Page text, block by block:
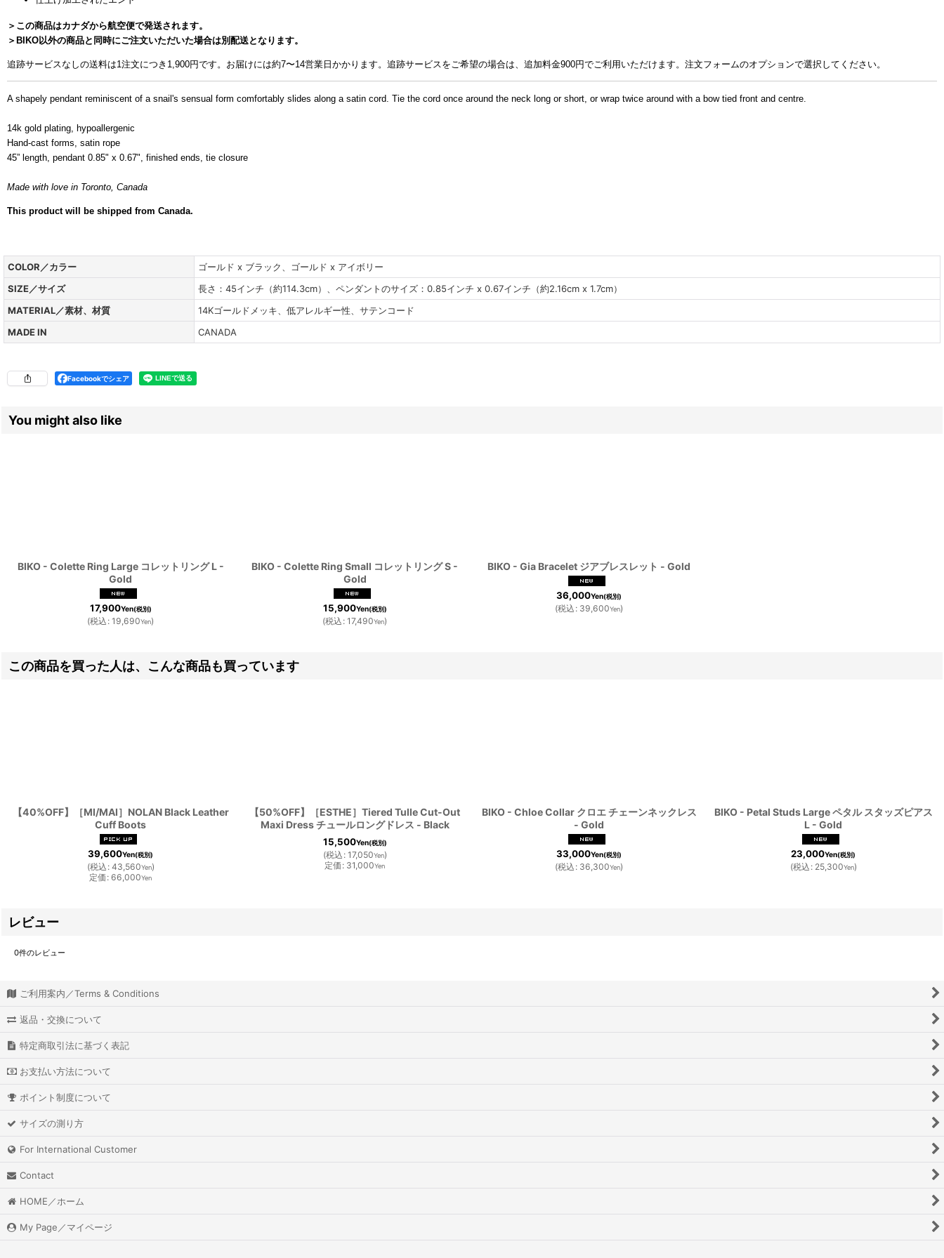
＞この商品はカナダから航空便で発送されます。
＞BIKO以外の商品と同時にご注文いただいた場合は別配送となります。
追跡サービスなしの送料は1注文につき 1,900円です。お届けには約7〜14営業日かかります。追跡サービスをご希望の場合は、追加料金900円でご利用いただけます。注文フォームのオプションで選択してください。
A shapely pendant reminiscent of a snail's sensual form comfortably slides along a satin cord. Tie the cord once around the neck long or short, or wrap twice around with a bow tied front and centre.
14k gold plating, hypoallergenic
Hand-cast forms, satin rope
45” length, pendant 0.85" x 0.67", finished ends, tie closure
Made with love in Toronto, Canada
This product will be shipped from Canada.
COLOR／カラー
ゴールド x ブラック、ゴールド x アイボリー
SIZE／サイズ
長さ：45インチ（約114.3cm）、ペンダントのサイズ：0.85インチ x 0.67インチ（約2.16cm x 1.7cm）
MATERIAL／素材、材質
14Kゴールドメッキ、低アレルギー性、サテンコード
MADE IN
CANADA
Facebookでシェア
You might also like
BIKO - Colette Ring Large コレットリング L -
Gold
17,900Yen(税別)
(税込 : 19,690Yen)
BIKO - Colette Ring Small コレットリング S -
Gold
15,900Yen(税別)
(税込 : 17,490Yen)
BIKO - Gia Bracelet ジアブレスレット - Gold
36,000Yen(税別)
(税込 : 39,600Yen)
この商品を買った人は、こんな商品も買っています
【40%OFF】［MI/MAI］NOLAN Black Leather
Cuff Boots
39,600Yen(税別)
(税込 : 43,560Yen)
定価 : 66,000Yen
【50%OFF】［ESTHE］Tiered Tulle Cut-Out
Maxi Dress チュールロングドレス - Black
15,500Yen(税別)
(税込 : 17,050Yen)
定価 : 31,000Yen
BIKO - Chloe Collar クロエ チェーンネックレス
- Gold
33,000Yen(税別)
(税込 : 36,300Yen)
BIKO - Petal Studs Large ペタル スタッズピアス
L - Gold
23,000Yen(税別)
(税込 : 25,300Yen)
レビュー
0件のレビュー
ご利用案内／Terms & Conditions
返品・交換について
特定商取引法に基づく表記
お支払い方法について
ポイント制度について
サイズの測り方
For International Customer
Contact
HOME／ホーム
My Page／マイページ